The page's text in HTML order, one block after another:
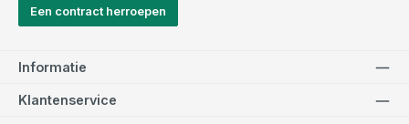
Een contract herroepen
Informatie
Klantenservice